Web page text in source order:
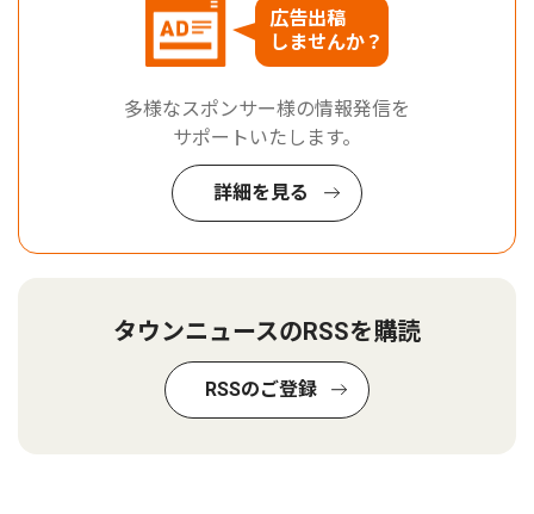
広告出稿
しませんか？
多様なスポンサー様の情報発信を
サポートいたします。
詳細を見る
タウンニュースのRSSを購読
RSSのご登録